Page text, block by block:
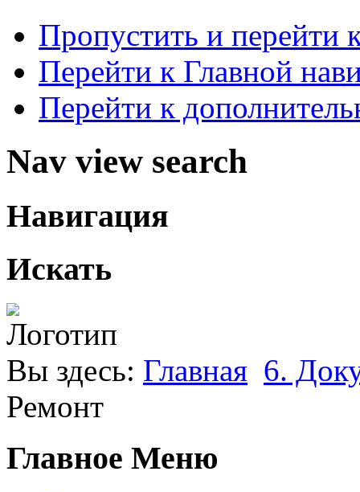
Пропустить и перейти
Перейти к Главной
Перейти к
Nav view search
Навигация
Искать
Вы здесь: Главная 6.
Ремонт
Главное Меню